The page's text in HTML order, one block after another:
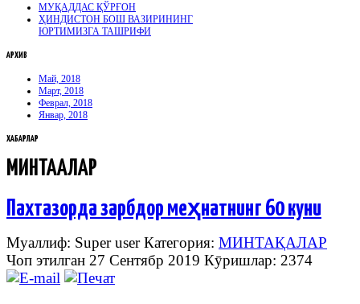
МУҚАДДАС ҚЎРҒОН
ҲИНДИСТОН БОШ ВАЗИРИНИНГ
ЮРТИМИЗГА ТАШРИФИ
АРХИВ
Май, 2018
Март, 2018
Феврал, 2018
Январ, 2018
ХАБАРЛАР
МИНТАҚАЛАР
Пахтазорда зарбдор меҳнатнинг 60 куни
Муаллиф: Super userКатегория: МИНТАҚАЛАР
Чоп этилган 27 Сентябр 2019 Кӯришлар: 2374